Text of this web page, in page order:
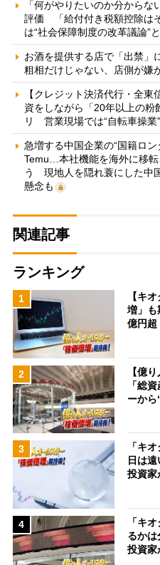
「何がやりたいのか分から
評価 「給付付き税額控除は
は“社会保障制度の改革議論”
お酒を提供する店で「出禁
粗相だけじゃない、店側が嫌
【クレジット決済代行・全
資をしながら「20年以上の粉
リ 営業現場では“自転車操業
急増する中国企業の“国籍ロ
Temu…本社機能を海外に移
う 現地人を隠れ蓑にした中
懸念も
関連記事
ランキング
1
【キ
増」も
億円
2
【億
「総
ーか
3
「キ
日は
投資
4
「キ
るかは
投資